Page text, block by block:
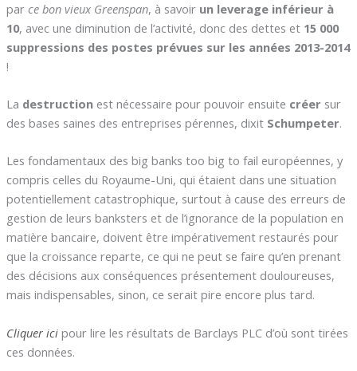
par ce bon vieux Greenspan, à savoir un leverage inférieur à
10, avec une diminution de l’activité, donc des dettes et 15 000
suppressions des postes prévues sur les années 2013-2014
!
La destructionest nécessaire pour pouvoir ensuite créer sur
des bases saines des entreprises pérennes, dixit Schumpeter.
Les fondamentaux des big banks too big to fail européennes, y
compris celles du Royaume-Uni, qui étaient dans une situation
potentiellement catastrophique, surtout à cause des erreurs de
gestion de leurs banksters et de l’ignorance de la population en
matière bancaire, doivent être impérativement restaurés pour
que la croissance reparte, ce qui ne peut se faire qu’en prenant
des décisions aux conséquences présentement douloureuses,
mais indispensables, sinon, ce serait pire encore plus tard.
Cliquer ici pour lire les résultats de Barclays PLC d’où sont tirées
ces données.